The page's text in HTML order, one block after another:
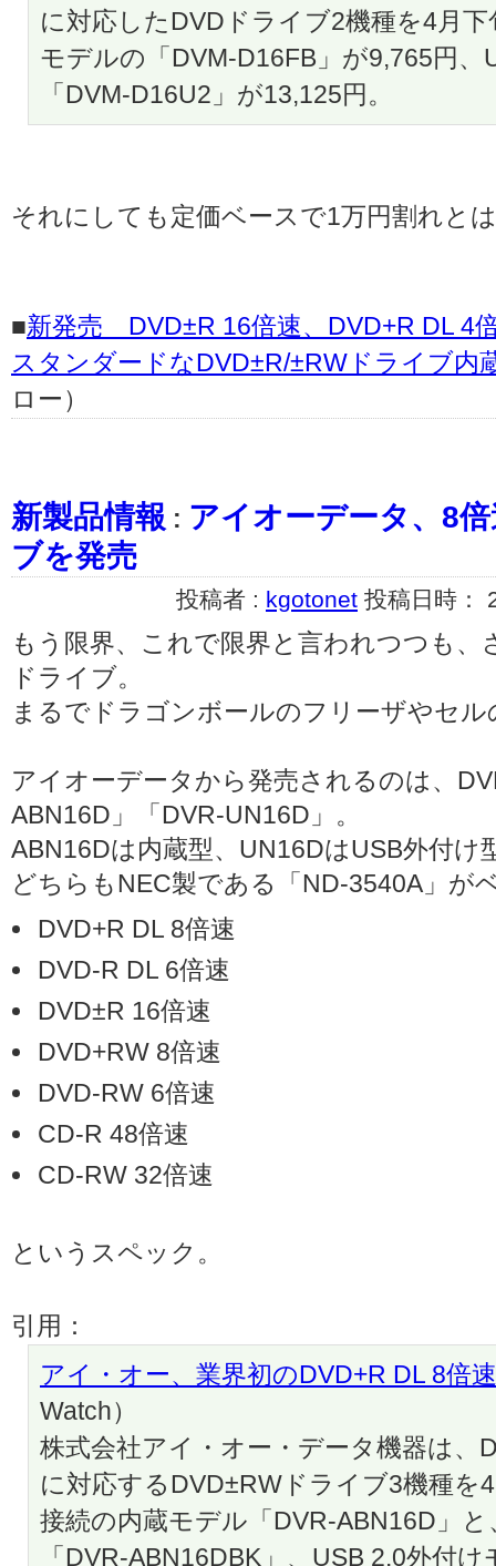
に対応したDVDドライブ2機種を4月
モデルの「DVM-D16FB」が9,765円
「DVM-D16U2」が13,125円。
それにしても定価ベースで1万円割れと
■新発売 DVD±R 16倍速、DVD+R DL 4
スタンダードなDVD±R/±RWドライブ内
ロー）
新製品情報 : アイオーデータ、8
ブを発売
投稿者 : kgotonet 投稿日時：
もう限界、これで限界と言われつつも、
ドライブ。
まるでドラゴンボールのフリーザやセ
アイオーデータから発売されるのは、
ABN16D」「DVR-UN16D」。
ABN16Dは内蔵型、UN16DはUSB外付け
どちらもNEC製である「ND-3540A」が
DVD+R DL 8倍速
DVD-R DL 6倍速
DVD±R 16倍速
DVD+RW 8倍速
DVD-RW 6倍速
CD-R 48倍速
CD-RW 32倍速
というスペック。
引用：
アイ・オー、業界初のDVD+R DL 8倍
Watch）
株式会社アイ・オー・データ機器は、
に対応するDVD±RWドライブ3機種を
接続の内蔵モデル「DVR-ABN16D」
「DVR-ABN16DBK」、USB 2.0外付